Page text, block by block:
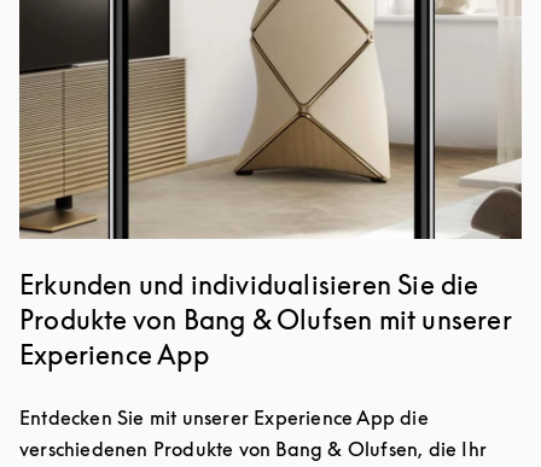
Erkunden und individualisieren Sie die
Produkte von Bang & Olufsen mit unserer
Experience App
Entdecken Sie mit unserer Experience App die
verschiedenen Produkte von Bang & Olufsen, die Ihr